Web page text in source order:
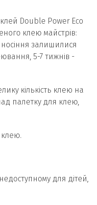
Double Power Eco
клею майстрів:
залишилися
5-7 тижнів -
кількість клею на
палетку для клею,
клею.
для дітей,